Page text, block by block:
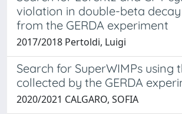
violation in double-beta
from the GERDA experiment
2017/2018 Pertoldi, Luigi
Search for SuperWIMPs using
collected by the GERDA
2020/2021 CALGARO, SOFIA